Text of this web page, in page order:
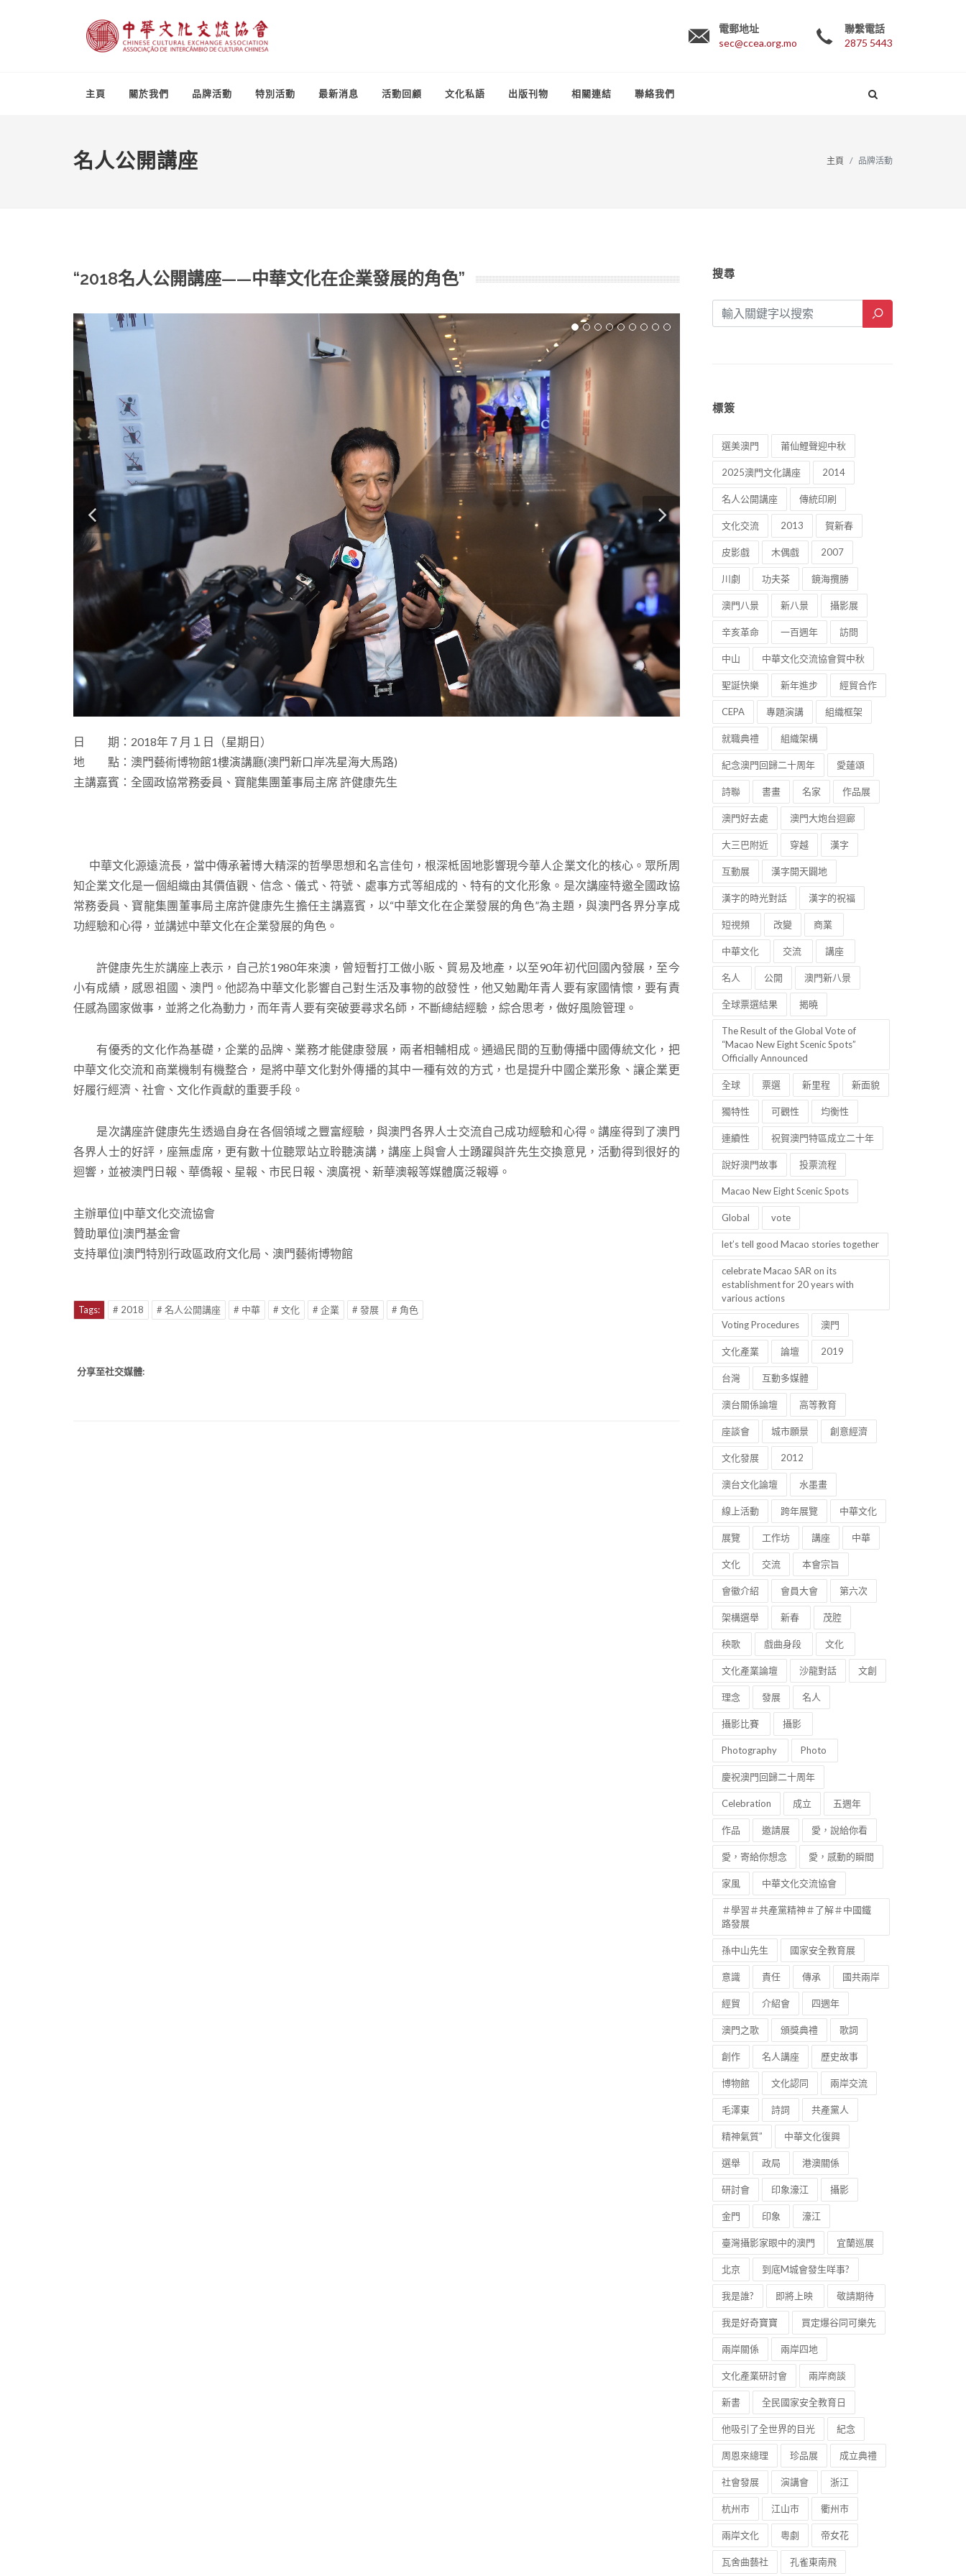
電郵地址
sec@ccea.org.mo
聯繫電話
2875 5443
主頁 關於我們 品牌活動 特別活動 最新消息 活動回顧 文化私語 出版刊物 相關連結 聯絡我們
名人公開講座 主頁 品牌活動
“2018名人公開講座——中華文化在企業發展的角色”
日 期：2018年７月１日（星期日）
地 點：澳門藝術博物館1樓演講廳(澳門新口岸冼星海大馬路)
主講嘉賓：全國政協常務委員、寶龍集團董事局主席 許健康先生
中華文化源遠流長，當中傳承著博大精深的哲學思想和名言佳句，根深柢固地影響現今華人企業文化的核心。眾所周
知企業文化是一個組織由其價值觀、信念、儀式、符號、處事方式等組成的、特有的文化形象。是次講座特邀全國政協
常務委員、寶龍集團董事局主席許健康先生擔任主講嘉賓，以“中華文化在企業發展的角色”為主題，與澳門各界分享成
功經驗和心得，並講述中華文化在企業發展的角色。
許健康先生於講座上表示，自己於1980年來澳，曾短暫打工做小販、貿易及地產，以至90年初代回國內發展，至今
小有成績，感恩祖國、澳門。他認為中華文化影響自己對生活及事物的啟發性，他又勉勵年青人要有家國情懷，要有責
任感為國家做事，並將之化為動力，而年青人要有突破要尋求名師，不斷總結經驗，綜合思考，做好風險管理。
有優秀的文化作為基礎，企業的品牌、業務才能健康發展，兩者相輔相成。通過民間的互動傳播中國傳統文化，把
中華文化交流和商業機制有機整合，是將中華文化對外傳播的其中一種有效的方式，也是提升中國企業形象、讓企業更
好履行經濟、社會、文化作貢獻的重要手段。
是次講座許健康先生透過自身在各個領域之豐富經驗，與澳門各界人士交流自己成功經驗和心得。講座得到了澳門
各界人士的好評，座無虛席，更有數十位聽眾站立聆聽演講，講座上與會人士踴躍與許先生交換意見，活動得到很好的
迴響，並被澳門日報、華僑報、星報、市民日報、澳廣視、新華澳報等媒體廣泛報導。
主辦單位|中華文化交流協會
贊助單位|澳門基金會
支持單位|澳門特別行政區政府文化局、澳門藝術博物館
Tags: # 2018 # 名人公開講座 # 中華 # 文化 # 企業 # 發展 # 角色
分享至社交媒體:
搜尋
標簽
選美澳門 莆仙鯉聲迎中秋
2025澳門文化講座 2014
名人公開講座 傳統印刷
文化交流 2013 賀新春
皮影戲 木偶戲 2007
川劇 功夫茶 鏡海攬勝
澳門八景 新八景 攝影展
辛亥革命 一百週年 訪問
中山 中華文化交流協會賀中秋
聖誕快樂 新年進步 經貿合作
CEPA 專題演講 組織框架
就職典禮 組織架構
紀念澳門回歸二十周年 愛蓮頌
詩聯 書畫 名家 作品展
澳門好去處 澳門大炮台迴廊
大三巴附近 穿越 漢字
互動展 漢字開天闢地
漢字的時光對話 漢字的祝福
短視頻 改變 商業
中華文化 交流 講座
名人 公開 澳門新八景
全球票選結果 揭曉
The Result of the Global Vote of
“Macao New Eight Scenic Spots”
Officially Announced
全球 票選 新里程 新面貌
獨特性 可觀性 均衡性
連續性 祝賀澳門特區成立二十年
說好澳門故事 投票流程
Macao New Eight Scenic Spots
Global vote
let’s tell good Macao stories together
celebrate Macao SAR on its
establishment for 20 years with
various actions
Voting Procedures 澳門
文化產業 論壇 2019
台灣 互動多媒體
澳台關係論壇 高等教育
座談會 城市願景 創意經濟
文化發展 2012
澳台文化論壇 水墨畫
線上活動 跨年展覽 中華文化
展覽 工作坊 講座 中華
文化 交流 本會宗旨
會徽介紹 會員大會 第六次
架構選舉 新春 茂腔
秧歌 戲曲身段 文化
文化產業論壇 沙龍對話 文創
理念 發展 名人
攝影比賽 攝影
Photography Photo
慶祝澳門回歸二十周年
Celebration 成立 五週年
作品 邀請展 愛，說給你看
愛，寄給你想念 愛，感動的瞬間
家風 中華文化交流協會
＃學習＃共產黨精神＃了解＃中國鐵
路發展
孫中山先生 國家安全教育展
意識 責任 傳承 國共兩岸
經貿 介紹會 四週年
澳門之歌 頒獎典禮 歌詞
創作 名人講座 歷史故事
博物館 文化認同 兩岸交流
毛澤東 詩詞 共產黨人
精神氣質” 中華文化復興
選舉 政局 港澳關係
研討會 印象濠江 攝影
金門 印象 濠江
臺灣攝影家眼中的澳門 宜蘭巡展
北京 到底M城會發生咩事?
我是誰? 即將上映 敬請期待
我是好奇寶寶 買定爆谷同可樂先
兩岸關係 兩岸四地
文化產業研討會 兩岸商談
新書 全民國家安全教育日
他吸引了全世界的目光 紀念
周恩來總理 珍品展 成立典禮
社會發展 演講會 浙江
杭州市 江山市 衢州市
兩岸文化 粵劇 帝女花
瓦舍曲藝社 孔雀東南飛